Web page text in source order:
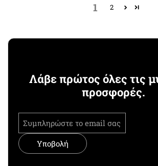
1 2
Λάβε πρώτος όλες τις
προσφορές.
Υποβολή